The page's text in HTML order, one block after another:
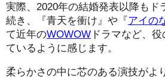
実際、2020年の結婚発表以降もド
続き、『青天を衝け』や『アイの
て近年のWOWOW ドラマなど、
ているように感じます。
柔らかさの中に芯のある演技がよ